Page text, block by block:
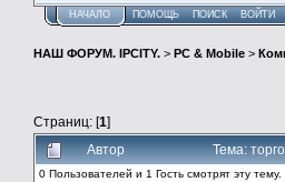
НАЧАЛО ПОМОЩЬ ПОИСК ВОЙТИ
НАШ ФОРУМ. IPCITY. > PC & Mobile >
Страниц: [1]
Автор Тема:
0 Пользователей и 1 Гость смотрят эту тему.